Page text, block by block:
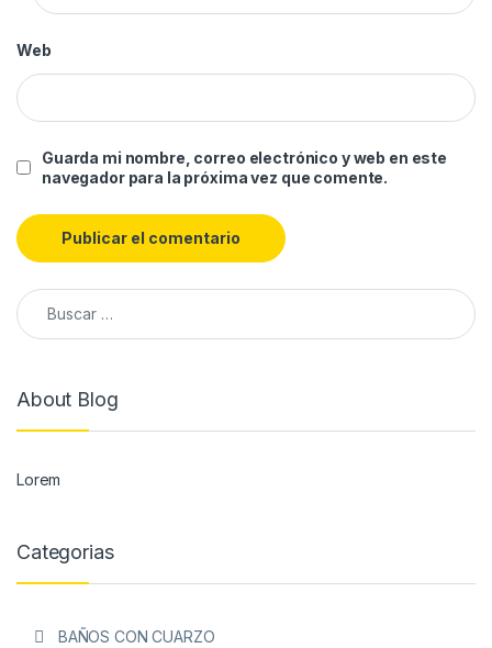
Web
Guarda mi nombre, correo electrónico y web en este
navegador para la próxima vez que comente.
About Blog
Lorem
Categorias
BAÑOS CON CUARZO